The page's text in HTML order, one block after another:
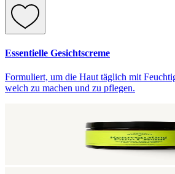
Essentielle Gesichtscreme
Formuliert, um die Haut täglich mit
weich zu machen und zu pflegen.